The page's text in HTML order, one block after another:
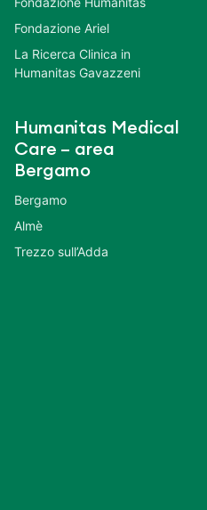
Fondazione Ariel
La Ricerca Clinica in
Humanitas Gavazzeni
Humanitas Medical
Care – area
Bergamo
Bergamo
Almè
Trezzo sull’Adda